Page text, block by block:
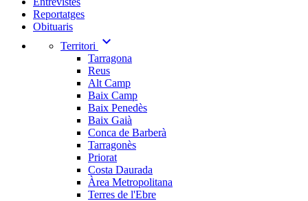
Reportatges
Obituaris
Territori
expand_more
Tarragona
Reus
Alt Camp
Baix Camp
Baix Penedès
Baix Gaià
Conca de Barberà
Tarragonès
Priorat
Costa Daurada
Àrea Metropolitana
Terres de l'Ebre